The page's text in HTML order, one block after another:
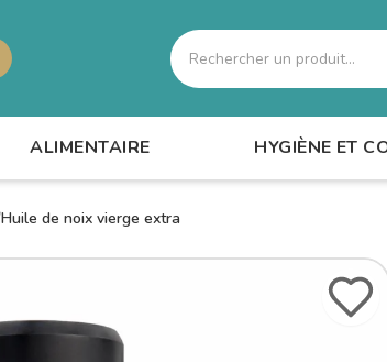
Rechercher
ALIMENTAIRE HYGIÈNE ET
Huile de noix vierge extra